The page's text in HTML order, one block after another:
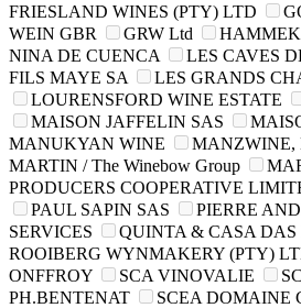
FRIESLAND WINES (PTY) LTD
WEIN GBR
GRW Ltd
NINA DE CUENCA
LES CAVES
FILS MAYE SA
LES GRANDS
LOURENSFORD WINE ESTATE
MAISON JAFFELIN SAS
MANUKYAN WINE
MANZWINE,
MARTIN / The Winebow Group
PRODUCERS COOPERATIVE
PAUL SAPIN SAS
PIERRE
SERVICES
QUINTA & CASA DAS
ROOIBERG WYNMAKERY (PTY)
ONFFROY
SCA VINOVALIE
PH.BENTENAT
SCEA DOMAINE